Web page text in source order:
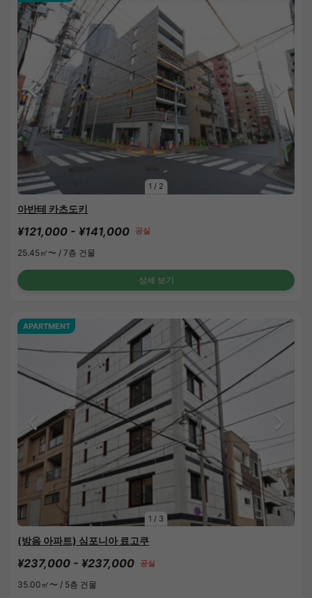
1 / 2
아반테 카츠도키
¥121,000 - ¥141,000 공실
25.45㎡〜 / 7층 건물
상세 보기
1 / 3
APARTMENT
(방음 아파트) 심포니아 료고쿠
¥237,000 - ¥237,000 공실
35.00㎡〜 / 5층 건물